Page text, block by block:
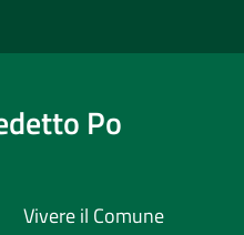
Po
Vivere il Comune